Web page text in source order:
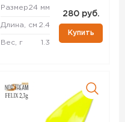
Размер24 мм
Длина, см 2.4
Вес, г 1.3
280 руб.
Купить